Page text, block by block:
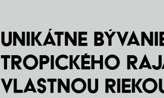
Unikátne
tropického
vlastnou